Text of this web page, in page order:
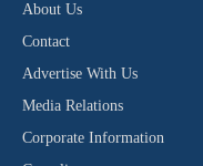
About Us
Contact
Advertise With Us
Media Relations
Corporate Information